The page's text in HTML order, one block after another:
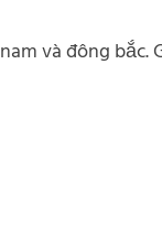
và đông